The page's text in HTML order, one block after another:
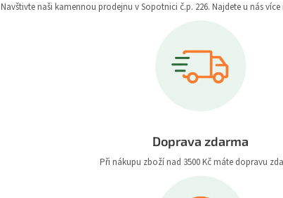
Navštivte naši kamennou prodejnu v Sopotnici č.p. 226. Najdete u nás
Doprava zdarma
Při nákupu zboží nad 3500 Kč máte dopravu